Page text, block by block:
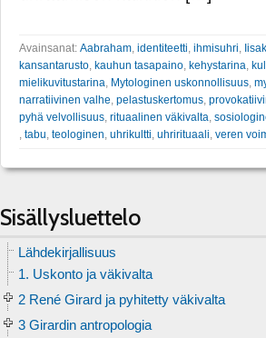
Avainsanat: Aabraham identiteetti ihmisuhri Iisak
kansantarusto kauhun tasapaino kehystarina
mielikuvitustarina Mytologinen uskonnollisuus
narratiivinen valhe pelastuskertomus
pyhä velvollisuus rituaalinen väkivalta
tabu teologinen uhrikultti uhrirituaali veren
Sisällysluettelo
Lähdekirjallisuus
1. Uskonto ja väkivalta
2 René Girard ja pyhitetty väkivalta
3 Girardin antropologia